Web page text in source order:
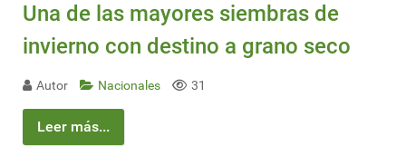
Una de las mayores siembras de
invierno con destino a grano seco
Autor Nacionales 31
Leer más...